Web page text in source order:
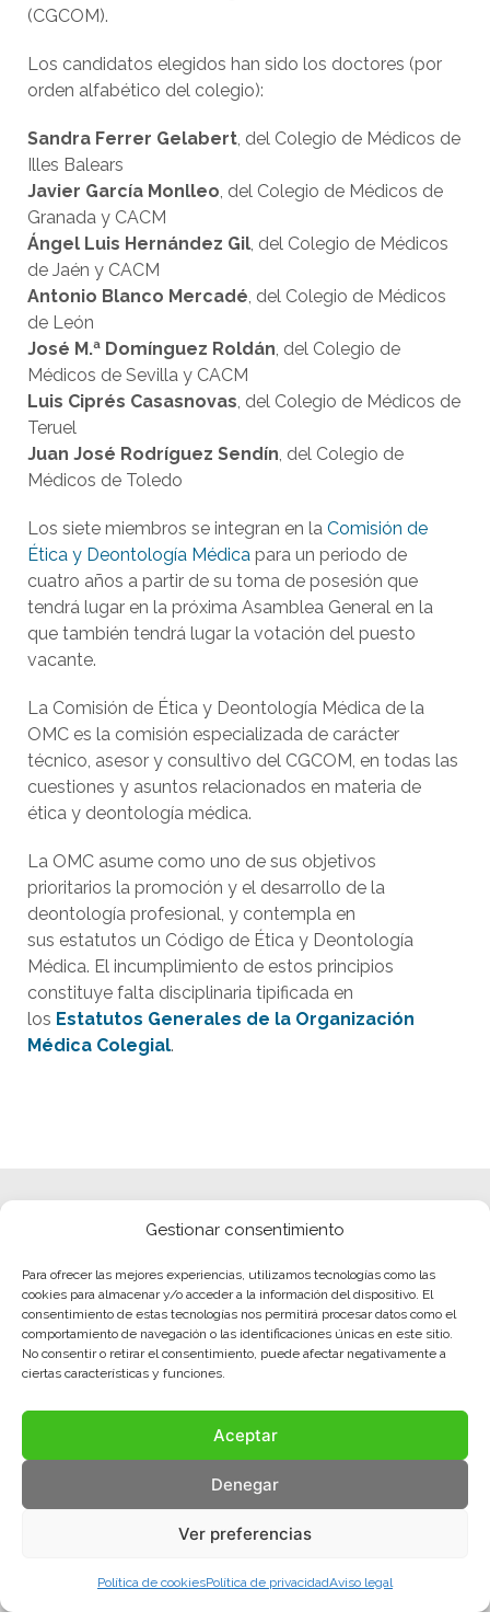
Gestionar consentimiento
Para ofrecer las mejores experiencias, utilizamos tecnologías como las
cookies para almacenar y/o acceder a la información del dispositivo. El
consentimiento de estas tecnologías nos permitirá procesar datos como el
comportamiento de navegación o las identificaciones únicas en este sitio.
No consentir o retirar el consentimiento, puede afectar negativamente a
ciertas características y funciones.
Aceptar
Denegar
Ver preferencias
Política de cookiesPolítica de privacidadAviso legal
(CGCOM).
Los candidatos elegidos han sido los doctores (por
orden alfabético del colegio):
Sandra Ferrer Gelabert, del Colegio de Médicos de
Illes Balears
Javier García Monlleo, del Colegio de Médicos de
Granada y CACM
Ángel Luis Hernández Gil, del Colegio de Médicos
de Jaén y CACM
Antonio Blanco Mercadé, del Colegio de Médicos
de León
José M.ª Domínguez Roldán, del Colegio de
Médicos de Sevilla y CACM
Luis Ciprés Casasnovas, del Colegio de Médicos de
Teruel
Juan José Rodríguez Sendín, del Colegio de
Médicos de Toledo
Los siete miembros se integran en la Comisión de
Ética y Deontología Médica para un periodo de
cuatro años a partir de su toma de posesión que
tendrá lugar en la próxima Asamblea General en la
que también tendrá lugar la votación del puesto
vacante.
La Comisión de Ética y Deontología Médica de la
OMC es la comisión especializada de carácter
técnico, asesor y consultivo del CGCOM, en todas las
cuestiones y asuntos relacionados en materia de
ética y deontología médica.
La OMC asume como uno de sus objetivos
prioritarios la promoción y el desarrollo de la
deontología profesional, y contempla en
sus estatutos un Código de Ética y Deontología
Médica. El incumplimiento de estos principios
constituye falta disciplinaria tipificada en
los Estatutos Generales de la Organización
Médica Colegial.